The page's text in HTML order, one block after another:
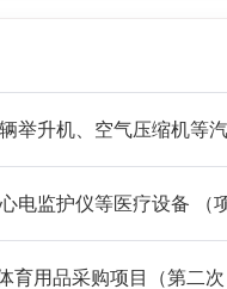
举升机、空气压缩机等
电监护仪等医疗设备
育用品采购项目（第二